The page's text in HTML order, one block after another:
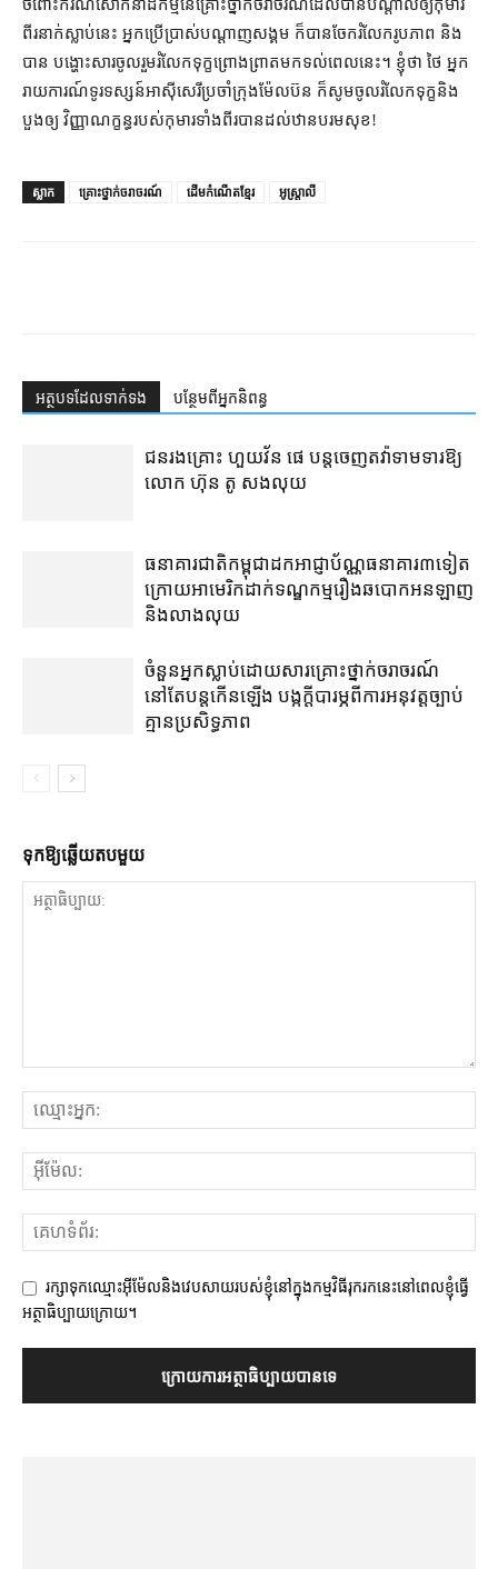
ចំពោះ​ករណី​សោកនាដកម្ម​នៃ​គ្រោះថ្នាក់​ចរាចរណ៍​ដែល​បាន​បណ្តាល​ឲ្យ​កុមារ​
ពីរ​នាក់​ស្លាប់​នេះ អ្នកប្រើប្រាស់​បណ្ដាញ​សង្គម ក៏បាន​ចែករំលែក​រូបភាព និង​
បាន បង្ហោះ​សារ​ចូលរួម​រំលែក​ទុក្ខ​ព្រោងព្រាត​មក​ទល់​ពេល​នេះ​។ ខ្ញុំ​ថា ថៃ អ្នក
រាយការណ៍​ទូរទស្សន៍​អាស៊ីសេរី​ប្រចាំ​ក្រុង​ម៉ែលប៊ន ក៏​សូម​ចូល​រំលែក​ទុក្ខ​និង​
បួង​ឲ្យ វិញ្ញាណក្ខន្ធ​របស់​កុមារ​ទាំង​ពីរ​បាន​ដល់​ឋាន​បរមសុខ!
ស្លាក គ្រោះថ្នាក់ចរាចរណ៍ ដើមកំណើតខ្មែរ អូស្ត្រាលី
អត្ថបទ​ដែល​ទាក់ទង បន្ថែម​ពី​អ្នកនិពន្ធ
ជនរងគ្រោះ ហួយវ័ន ផេ បន្ត​ចេញ​តវ៉ា​ទាមទារ​ឱ្យ​
លោក ហ៊ុន តូ សង​លុយ
ធនាគារជាតិ​កម្ពុជា​ដក​អាជ្ញាប័ណ្ណ​ធនាគារ​៣​​ទៀត​
ក្រោយ​អាមេរិក​ដាក់​ទណ្ឌកម្ម​​រឿង​ឆបោក​អនឡាញ
និង​លាងលុយ
ចំនួន​អ្នក​ស្លាប់​ដោយសារ​គ្រោះថ្នាក់​ចរាចរណ៍​
នៅតែ​បន្ត​កើនឡើង បង្ក​ក្តី​បារម្ភ​ពី​ការអនុវត្ត​ច្បាប់​
គ្មាន​ប្រសិទ្ធភាព
ទុក​ឱ្យ​ឆ្លើយ​តប​មួយ
រក្សាទុកឈ្មោះអ៊ីម៉ែលនិងវេបសាយរបស់ខ្ញុំនៅក្នុងកម្មវិធីរុករកនេះនៅពេលខ្ញុំធ្វើ
អត្ថាធិប្បាយក្រោយ។